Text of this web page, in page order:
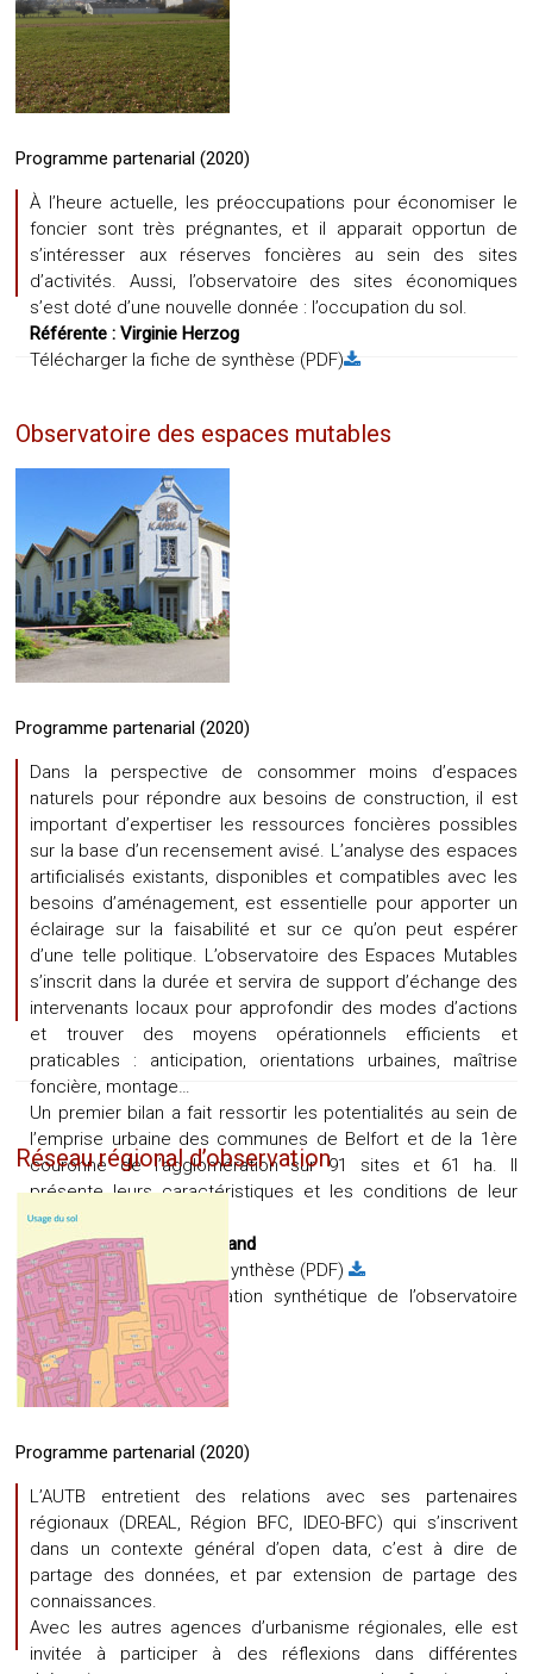
Programme partenarial (2020)
À l’heure actuelle, les préoccupations pour économiser le
foncier sont très prégnantes, et il apparait opportun de
s’intéresser aux réserves foncières au sein des sites
d’activités. Aussi, l’observatoire des sites économiques
s’est doté d’une nouvelle donnée : l’occupation du sol.
Référente :Virginie Herzog
Télécharger la fiche de synthèse (PDF)
Observatoire des espaces mutables
Programme partenarial (2020)
Dans la perspective de consommer moins d’espaces
naturels pour répondre aux besoins de construction, il est
important d’expertiser les ressources foncières possibles
sur la base d’un recensement avisé. L’analyse des espaces
artificialisés existants, disponibles et compatibles avec les
besoins d’aménagement, est essentielle pour apporter un
éclairage sur la faisabilité et sur ce qu’on peut espérer
d’une telle politique. L’observatoire des Espaces Mutables
s’inscrit dans la durée et servira de support d’échange des
intervenants locaux pour approfondir des modes d’actions
et trouver des moyens opérationnels efficients et
praticables : anticipation, orientations urbaines, maîtrise
foncière, montage…
Un premier bilan a fait ressortir les potentialités au sein de
l’emprise urbaine des communes de Belfort et de la 1ère
couronne de l’agglomération sur 91 sites et 61 ha. Il
présente leurs caractéristiques et les conditions de leur
disponibilité.
Référent :Dominique Brigand
Télécharger la fiche de synthèse (PDF)
Télécharger la présentation synthétique de l’observatoire
(PDF)
Réseau régional d’observation
Programme partenarial (2020)
L’AUTB entretient des relations avec ses partenaires
régionaux (DREAL, Région BFC, IDEO-BFC) qui s’inscrivent
dans un contexte général d’open data, c’est à dire de
partage des données, et par extension de partage des
connaissances.
Avec les autres agences d’urbanisme régionales, elle est
invitée à participer à des réflexions dans différentes